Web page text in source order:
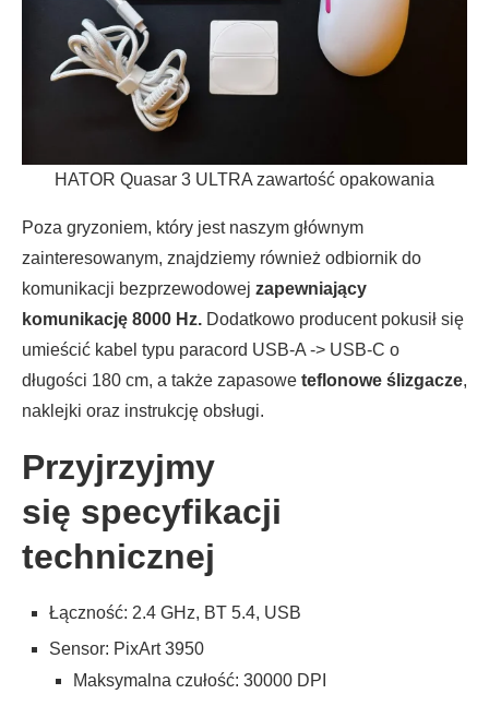
HATOR Quasar 3 ULTRA zawartość opakowania
Poza gryzoniem, który jest naszym głównym
zainteresowanym, znajdziemy również odbiornik do
komunikacji bezprzewodowej zapewniający
komunikację 8000 Hz. Dodatkowo producent pokusił się
umieścić kabel typu paracord USB-A -> USB-C o
długości 180 cm, a także zapasowe teflonowe ślizgacze,
naklejki oraz instrukcję obsługi.
Przyjrzyjmy
się specyfikacji
technicznej
Łączność: 2.4 GHz, BT 5.4, USB
Sensor: PixArt 3950
Maksymalna czułość: 30000 DPI